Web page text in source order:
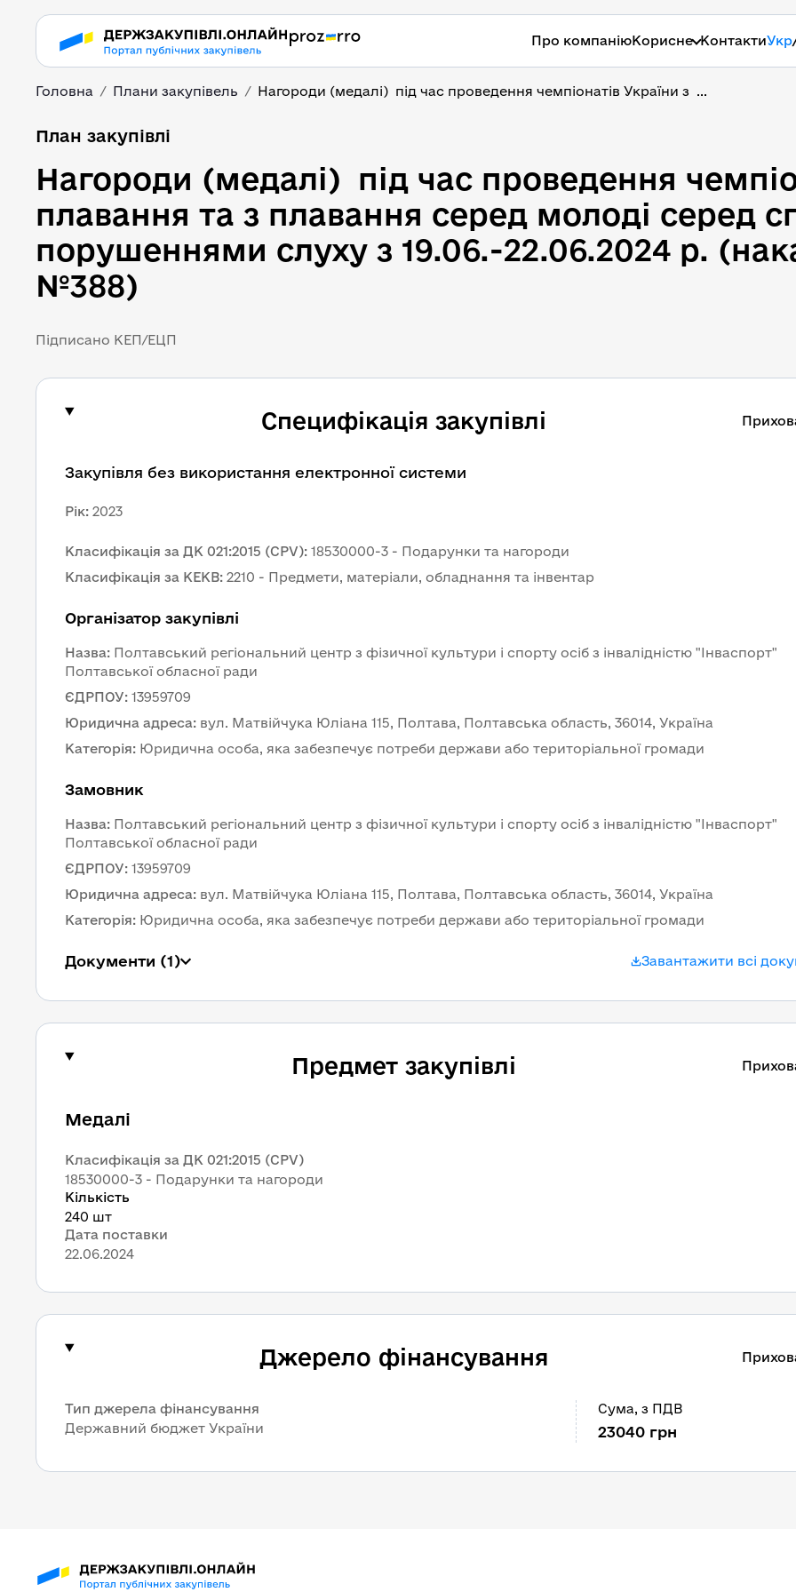
Про компаніюКорисне КонтактиУкр
Головна Плани закупівель Нагороди (медалі)  під час проведення чемпіонатів України з  ...
План закупівлі
Нагороди (медалі)  під час проведення
плавання та з плавання серед молоді серед
порушеннями слуху з 19.06.-22.06.2024 р.
№388)
Підписано КЕП/ЕЦП
Специфікація закупівлі
Закупівля без використання електронної системи
Рік: 2023
Класифікація за ДК 021:2015 (CPV): 18530000-3 - Подарунки та нагороди
Класифікація за КЕКВ: 2210 - Предмети, матеріали, обладнання та інвентар
Організатор закупівлі
Назва: Полтавський регіональний центр з фізичної культури і спорту осіб з інвалідністю "Інваспорт"
Полтавської обласної ради
ЄДРПОУ: 13959709
Юридична адреса: вул. Матвійчука Юліана 115, Полтава, Полтавська область, 36014, Україна
Категорія: Юридична особа, яка забезпечує потреби держави або територіальної громади
Замовник
Назва: Полтавський регіональний центр з фізичної культури і спорту осіб з інвалідністю "Інваспорт"
Полтавської обласної ради
ЄДРПОУ: 13959709
Юридична адреса: вул. Матвійчука Юліана 115, Полтава, Полтавська область, 36014, Україна
Категорія: Юридична особа, яка забезпечує потреби держави або територіальної громади
Документи (1) Завантажити всі
Предмет закупівлі
Медалі
Класифікація за ДК 021:2015 (CPV)
18530000-3 - Подарунки та нагороди
Кількість
240 шт
Дата поставки
22.06.2024
Джерело фінансування
Тип джерела фінансування
Державний бюджет України
Сума, з ПДВ
23040 грн